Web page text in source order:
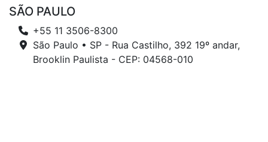
SÃO PAULO
+55 11 3506-8300
São Paulo • SP - Rua Castilho, 392 19º andar,
Brooklin Paulista - CEP: 04568-010